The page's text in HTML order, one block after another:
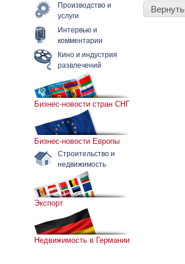
Производство и
услуги
Интервью и
комментарии
Кино и индустрия
развлечений
Бизнес-новости стран СНГ
Бизнес-новости Европы
Строительство и
недвижимость
Экспорт
Недвижимость в Германии